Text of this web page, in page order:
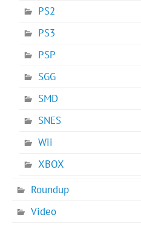
PS2
PS3
PSP
SGG
SMD
SNES
Wii
XBOX
Roundup
Video